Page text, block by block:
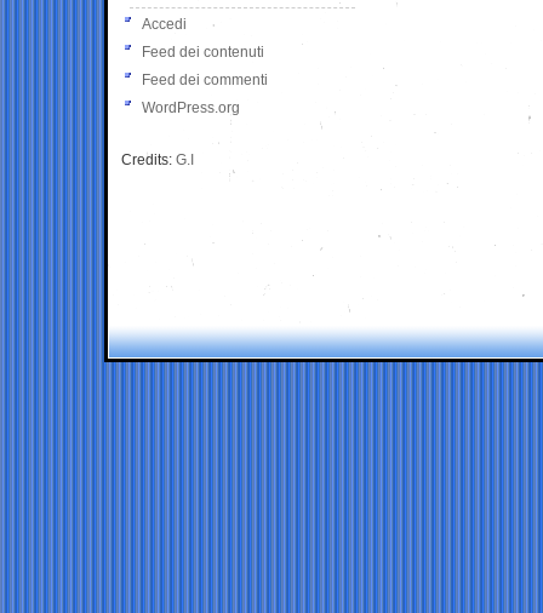
Accedi
Feed dei contenuti
Feed dei commenti
WordPress.org
Credits: G.I